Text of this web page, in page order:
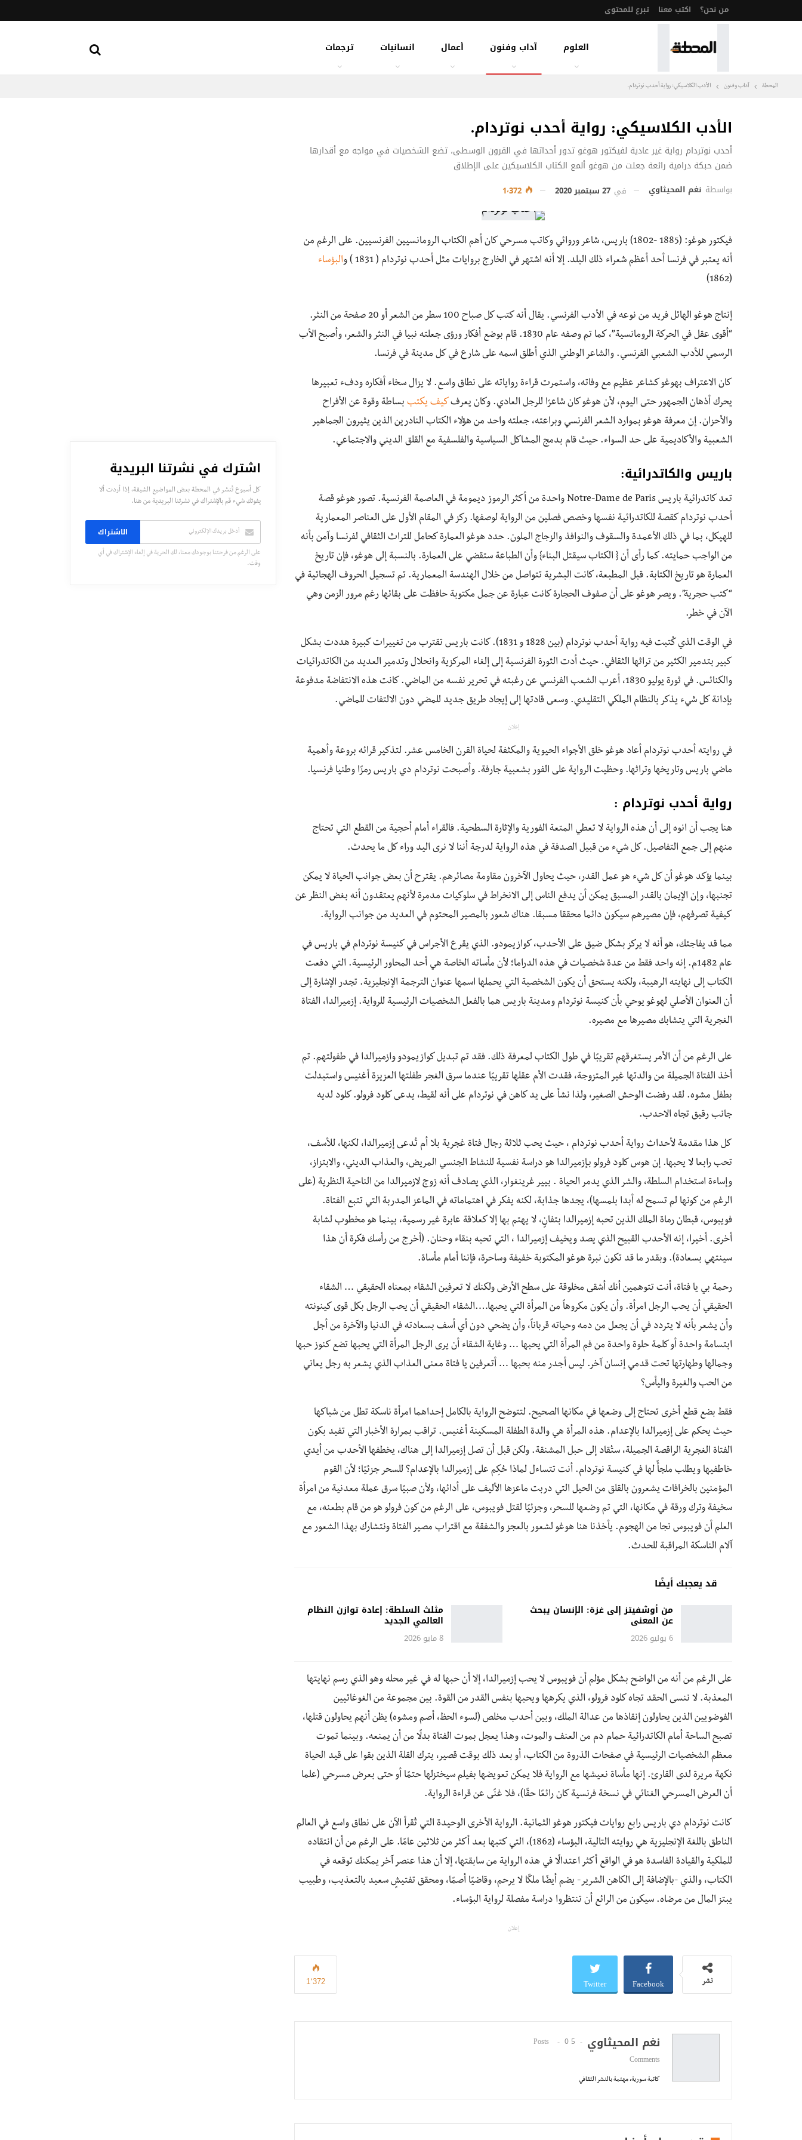
من نحن؟ اكتب معنا تبرع للمحتوى
العلوم آداب وفنون أعمال انسانيات ترجمات
المحطة آداب وفنون الأدب الكلاسيكي: رواية أحدب نوتردام.
الأدب الكلاسيكي: رواية أحدب نوتردام.
أحدب نوتردام رواية غير عادية لفيكتور هوغو تدور أحداثها في القرون الوسطى، تضع الشخصيات في مواجه مع أقدارها
ضمن حبكة درامية رائعة جعلت من هوغو ألمع الكتاب الكلاسيكين على الإطلاق
بواسطة نغم المحيثاوي في 27 سبتمبر 2020
فيكتور هوغو: (1885 -1802) باريس، شاعر وروائي وكاتب مسرحي كان أهم الكتاب الرومانسيين الفرنسيين. على الرغم من
أنه يعتبر في فرنسا أحد أعظم شعراء ذلك البلد. إلا أنه اشتهر في الخارج بروايات مثل أحدب نوتردام ( 1831 ) و
البؤساء
(1862)
إنتاج هوغو الهائل فريد من نوعه في الأدب الفرنسي. يقال أنه كتب كل صباح 100 سطر من الشعر أو 20 صفحة من النثر.
“أقوى عقل في الحركة الرومانسية”، كما تم وصفه عام 1830. قام بوضع أفكار ورؤى جعلته نبيا في النثر والشعر، وأصبح الأب
الرسمي للأدب الشعبي الفرنسي. والشاعر الوطني الذي أطلق اسمه على شارع في كل مدينة في فرنسا.
كان الاعتراف بهوغو كشاعر عظيم مع وفاته، واستمرت قراءة رواياته على نطاق واسع. لا يزال سخاء أفكاره ودفء تعبيرها
يحرك أذهان الجمهور حتى اليوم، لأن هوغو كان شاعرًا للرجل العادي. وكان يعرف كيف يكتب بساطة وقوة عن الأفراح
والأحزان. إن معرفة هوغو بموارد الشعر الفرنسي وبراعته، جعلته واحد من هؤلاء الكتاب النادرين الذين يثيرون الجماهير
الشعبية والأكاديمية على حد السواء. حيث قام بدمج المشاكل السياسية والفلسفية مع القلق الديني والاجتماعي.
باريس والكاتدرائية:
تعد كاتدرائية باريس Notre-Dame de Paris واحدة من أكثر الرموز ديمومة في العاصمة الفرنسية. تصور هوغو قصة
أحدب نوتردام كقصة للكاتدرائية نفسها وخصص فصلين من الرواية لوصفها. ركز في المقام الأول على العناصر المعمارية
للهيكل، بما في ذلك الأعمدة والسقوف والنوافذ والزجاج الملون. حدد هوغو العمارة كحامل للتراث الثقافي لفرنسا وآمن بأنه
من الواجب حمايته. كما رأى أن { الكتاب سيقتل البناء} وأن الطباعة ستقضي على العمارة. بالنسبة إلى هوغو، فإن تاريخ
العمارة هو تاريخ الكتابة. قبل المطبعة، كانت البشرية تتواصل من خلال الهندسة المعمارية. تم تسجيل الحروف الهجائية في
“كتب حجرية”. ويصر هوغو على أن صفوف الحجارة كانت عبارة عن جمل مكتوبة حافظت على بقائها رغم مرور الزمن وهي
الآن في خطر.
في الوقت الذي كُتبت فيه رواية أحدب نوتردام (بين 1828 و 1831). كانت باريس تقترب من تغييرات كبيرة هددت بشكل
كبير بتدمير الكثير من تراثها الثقافي. حيث أدت الثورة الفرنسية إلى إلغاء المركزية وانحلال وتدمير العديد من الكاتدرائيات
والكنائس. في ثورة يوليو 1830، أعرب الشعب الفرنسي عن رغبته في تحرير نفسه من الماضي. كانت هذه الانتفاضة مدفوعة
بإدانة كل شيء يذكر بالنظام الملكي التقليدي. وسعى قادتها إلى إيجاد طريق جديد للمضي دون الالتفات للماضي.
إعلان
في روايته أحدب نوتردام أعاد هوغو خلق الأجواء الحيوية والمكثفة لحياة القرن الخامس عشر. لتذكير قرائه بروعة وأهمية
ماضي باريس وتاريخها وتراثها. وحظيت الرواية على الفور بشعبية جارفة. وأصبحت نوتردام دي باريس رمزًا وطنيا فرنسيا.
رواية أحدب نوتردام :
هنا يجب أن انوه إلى أن هذه الرواية لا تعطي المتعة الفورية والإثارة السطحية. فالقراء أمام أحجية من القطع التي تحتاج
منهم إلى جمع التفاصيل. كل شيء من قبيل الصدفة في هذه الرواية لدرجة أننا لا نرى اليد وراء كل ما يحدث.
بينما يؤكد هوغو أن كل شيء هو عمل القدر، حيث يحاول الآخرون مقاومة مصائرهم. يقترح أن بعض جوانب الحياة لا يمكن
تجنبها، وإن الإيمان بالقدر المسبق يمكن أن يدفع الناس إلى الانخراط في سلوكيات مدمرة لأنهم يعتقدون أنه بغض النظر عن
كيفية تصرفهم، فإن مصيرهم سيكون دائما محققا مسبقا. هناك شعور بالمصير المحتوم في العديد من جوانب الرواية.
مما قد يفاجئك، هو أنه لا يركز بشكل ضيق على الأحدب، كوازيمودو. الذي يقرع الأجراس في كنيسة نوتردام في باريس في
عام 1482م. إنه واحد فقط من عدة شخصيات في هذه الدراما؛ لأن مأساته الخاصة هي أحد المحاور الرئيسية. التي دفعت
الكتاب إلى نهايته الرهيبة، ولكنه يستحق أن يكون الشخصية التي يحملها اسمها عنوان الترجمة الإنجليزية. تجدر الإشارة إلى
أن العنوان الأصلي لهوغو يوحي بأن كنيسة نوتردام ومدينة باريس هما بالفعل الشخصيات الرئيسية للرواية. إزميرالدا، الفتاة
الغجرية التي يتشابك مصيرها مع مصيره.
على الرغم من أن الأمر يستغرقهم تقريبًا في طول الكتاب لمعرفة ذلك. فقد تم تبديل كوازيمودو وازميرالدا في طفولتهم. تم
أخذ الفتاة الجميلة من والدتها غير المتزوجة، فقدت الأم عقلها تقريبًا عندما سرق الغجر طفلتها العزيزة أغنيس واستبدلت
بطفل مشوه. لقد رفضت الوحش الصغير، ولذا نشأ على يد كاهن في نوتردام على أنه لقيط، يدعى كلود فرولو. كلود لديه
جانب رقيق تجاه الاحدب.
كل هذا مقدمة لأحداث رواية أحدب نوتردام ، حيث يحب ثلاثة رجال فتاة غجرية بلا أم تُدعى إزميرالدا، لكنها، للأسف،
تحب رابعا لا يحبها. إن هوس كلود فرولو بـإزميرالدا هو دراسة نفسية للنشاط الجنسي المريض، والعذاب الديني، والابتزاز،
وإساءة استخدام السلطة، والشر الذي يدمر الحياة . بيير غرينغوار، الذي يصادف أنه زوج لازميرالدا من الناحية النظرية (على
الرغم من كونها لم تسمح له أبدا بلمسها)، يجدها جذابة، لكنه يفكر في اهتماماته في الماعز المدربة التي تتبع الفتاة.
فويبوس، قبطان رماة الملك الذين تحبه إزميرالدا بتفانٍ، لا يهتم بها إلا كعلاقة عابرة غير رسمية، بينما هو مخطوب لشابة
أخرى. أخيرا، إنه الأحدب القبيح الذي يصد ويخيف إزميرالدا ، التي تحبه بنقاء وحنان. (أخرج من رأسك فكرة أن هذا
سينتهي بسعادة). وبقدر ما قد تكون نبرة هوغو المكتوبة خفيفة وساحرة، فإننا أمام مأساة.
رحمة بي يا فتاة، أنت تتوهمين أنك أشقى مخلوقة على سطح الأرض ولكنك لا تعرفين الشقاء بمعناه الحقيقي … الشقاء
الحقيقي أن يحب الرجل امرأة. وأن يكون مكروهاً من المرأة التي يحبها….الشقاء الحقيقي أن يحب الرجل بكل قوى كينونته
وأن يشعر بأنه لا يتردد في أن يجعل من دمه وحياته قرباناً، وأن يضحي دون أي أسف بسعادته في الدنيا والآخرة من أجل
ابتسامة واحدة أو كلمة حلوة واحدة من فم المرأة التي يحبها … وغاية الشقاء أن يرى الرجل المرأة التي يحبها تضع كنوز حبها
وجمالها وطهارتها تحت قدمي إنسان آخر. ليس أجدر منه بحبها … أتعرفين يا فتاة معنى العذاب الذي يشعر به رجل يعاني
من الحب والغيرة واليأس؟
فقط بضع قطع أخرى تحتاج إلى وضعها في مكانها الصحيح. لتتوضح الرواية بالكامل إحداهما امرأة ناسكة تطل من شباكها
حيث يحكم على إزميرالدا بالإعدام. هذه المرأة هي والدة الطفلة المسكينة أغنيس. تراقب بمرارة الأخبار التي تفيد بكون
الفتاة الغجرية الراقصة الجميلة، ستُقاد إلى حبل المشنقة. ولكن قبل أن تصل إزميرالدا إلى هناك، يخطفها الأحدب من أيدي
خاطفيها ويطلب ملجأً لها في كنيسة نوتردام. أنت تتساءل لماذا حُكِم على إزميرالدا بالإعدام؟ للسحر جزئيًا؛ لأن القوم
المؤمنين بالخرافات يشعرون بالقلق من الحيل التي دربت ماعزها الأليف على أدائها، ولأن صبيًا سرق عملة معدنية من امرأة
سخيفة وترك ورقة في مكانها، التي تم وضعها للسحر، وجزئيًا لقتل فويبوس، على الرغم من كون فرولو هو من قام بطعنه، مع
العلم أن فويبوس نجا من الهجوم. يأخذنا هنا هوغو لشعور بالعجز والشفقة مع اقتراب مصير الفتاة ونتشارك بهذا الشعور مع
آلام الناسكة المراقبة للحدث.
قد يعجبك أيضًا
من أوشفيتز إلى غزة: الإنسان يبحث
عن المعنى
6 يوليو 2026
مثلث السلطة: إعادة توازن النظام
العالمي الجديد
8 مايو 2026
على الرغم من أنه من الواضح بشكل مؤلم أن فويبوس لا يحب إزميرالدا، إلا أن حبها له في غير محله وهو الذي رسم نهايتها
المعذبة. لا ننسى الحقد تجاه كلود فرولو، الذي يكرهها ويحبها بنفس القدر من القوة. بين مجموعة من الغوغائيين
الفوضويين الذين يحاولون إنقاذها من عدالة الملك، وبين أحدب مخلص (لسوء الحظ، أصم ومشوه) يظن أنهم يحاولون قتلها،
تصبح الساحة أمام الكاتدرائية حمام دم من العنف والموت، وهذا يعجل بموت الفتاة بدلًا من أن يمنعه. وبينما تموت
معظم الشخصيات الرئيسية في صفحات الذروة من الكتاب، أو بعد ذلك بوقت قصير، يترك القلة الذين بقوا على قيد الحياة
نكهة مريرة لدى القارئ. إنها مأساة نعيشها مع الرواية فلا يمكن تعويضها بفيلم سيختزلها حتمًا أو حتى بعرض مسرحي (علما
أن العرض المسرحي الغنائي في نسخة فرنسية كان رائعًا حقًا)، فلا غنًى عن قراءة الرواية.
كانت نوتردام دي باريس رابع روايات فيكتور هوغو الثمانية. الرواية الأخرى الوحيدة التي تُقرأ الآن على نطاق واسع في العالم
الناطق باللغة الإنجليزية هي روايته التالية، البؤساء (1862)، التي كتبها بعد أكثر من ثلاثين عامًا. على الرغم من أن انتقاده
للملكية والقيادة الفاسدة هو في الواقع أكثر اعتدالًا في هذه الرواية من سابقتها، إلا أن هذا عنصر آخر يمكنك توقعه في
الكتاب، والذي -بالإضافة إلى الكاهن الشرير- يضم أيضًا ملكًا لا يرحم، وقاضيًا أصمًا، ومحقق تفتيشٍ سعيد بالتعذيب، وطبيب
يبتز المال من مرضاه. سيكون من الرائع أن تنتظروا دراسة مفصلة لرواية البؤساء.
إعلان
1٬372 نشر Facebook
Twitter
نغم المحيثاوي 5 Posts
0
Comments
كاتبة سورية، مهتمة بالنشر الثقافي
اشترك في نشرتنا البريدية
كل أسبوع تُنشر في المحطة بعض المواضيع الشيقة، إذا أردت ألا
يفوتك شيء قم بالإشتراك في نشرتنا البريدية من هنا.
الاشتراك
على الرغم من فرحتنا بوجودك معنا، لك الحرية في إلغاء الإشتراك في أي
وقت.